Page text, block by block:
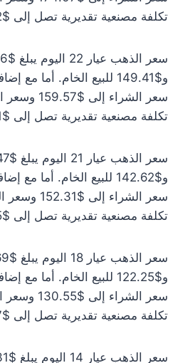
تكلفة مصنعية تقديرية تصل إلى $15.82.
و$149.41 للبيع الخام. أما
تكلفة مصنعية تقديرية تصل إلى $14.51.
و$142.62 للبيع الخام. أما
تكلفة مصنعية تقديرية تصل إلى $13.85.
و$122.25 للبيع الخام. أما
تكلفة مصنعية تقديرية تصل إلى $11.87.